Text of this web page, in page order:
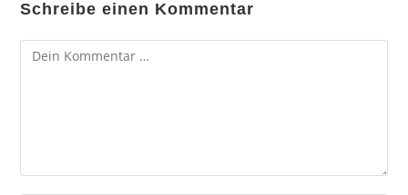
Schreibe einen Kommentar
Kommentar